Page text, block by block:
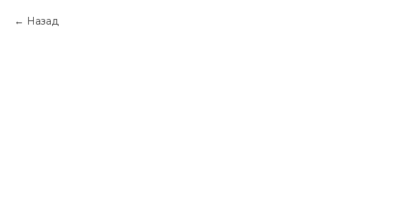
Назад